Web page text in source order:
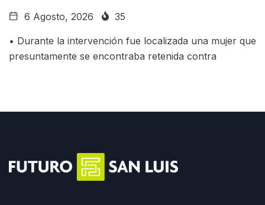
6 Agosto, 2026 35
• Durante la intervención fue localizada una mujer que
presuntamente se encontraba retenida contra